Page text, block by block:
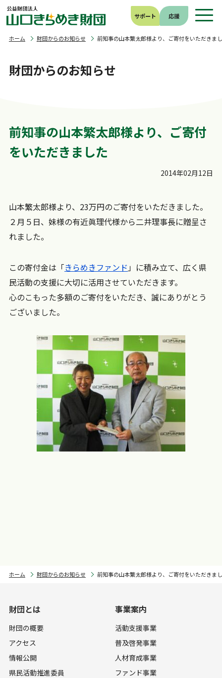
サポート 応援
財団からのお知らせ
ホーム 財団からのお知らせ 前知事の山本繁太郎様より、ご寄付をいただきま
前知事の山本繁太郎様より、ご寄付
をいただきました
2014年02月12日
山本繁太郎様より、23万円のご寄付をいただきました。
２月５日、妹様の有近眞理代様から二井理事長に贈呈さ
れました。
この寄付金は「きらめきファンド」に積み立て、広く県
民活動の支援に大切に活用させていただきます。
心のこもった多額のご寄付をいただき、誠にありがとう
ございました。
ホーム 財団からのお知らせ 前知事の山本繁太郎様より、ご寄付をいただきま
財団とは
財団の概要
アクセス
情報公開
県民活動推進委員
事業案内
活動支援事業
普及啓発事業
人材育成事業
ファンド事業